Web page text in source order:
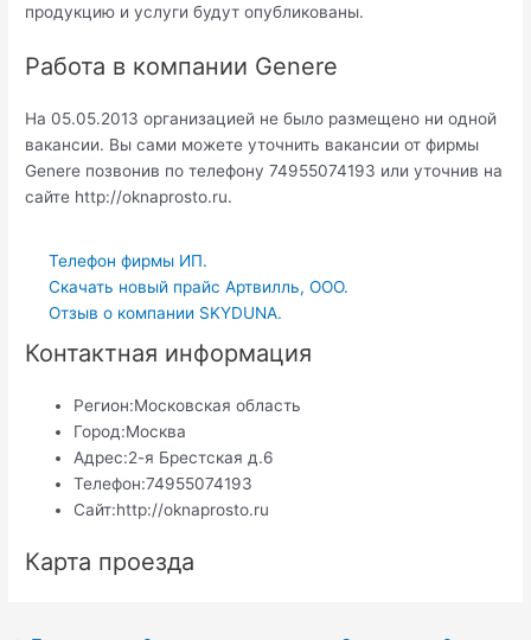
продукцию и услуги будут опубликованы.
Работа в компании Genere
На 05.05.2013 организацией не было размещено ни одной
вакансии. Вы сами можете уточнить вакансии от фирмы
Genere позвонив по телефону 74955074193 или уточнив на
сайте http://oknaprosto.ru.
Телефон фирмы ИП.
Скачать новый прайс Артвилль, ООО.
Отзыв о компании SKYDUNA.
Контактная информация
Регион:Московская область
Город:Москва
Адрес:2-я Брестская д.6
Телефон:74955074193
Сайт:http://oknaprosto.ru
Карта проезда